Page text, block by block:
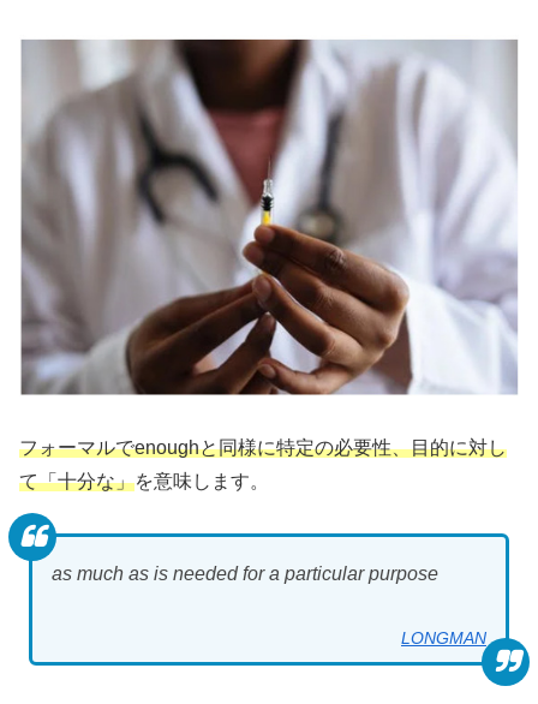
フォーマルでenoughと同様に特定の必要性、目的に対し
て「十分な」を意味します。
as much as is needed for a particular purpose
LONGMAN